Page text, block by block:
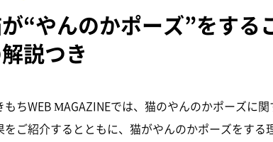
“やんのかポーズ”をす
説つき
もちWEB MAGAZINEでは、猫のやんのかポーズに
をご紹介するとともに、猫がやんのかポーズをする